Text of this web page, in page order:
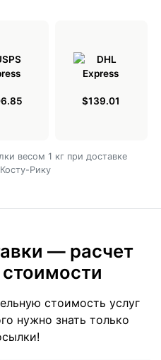
$139.01
весом 1 кг при доставке
Рику
— расчет
стоимость услуг
нужно знать только